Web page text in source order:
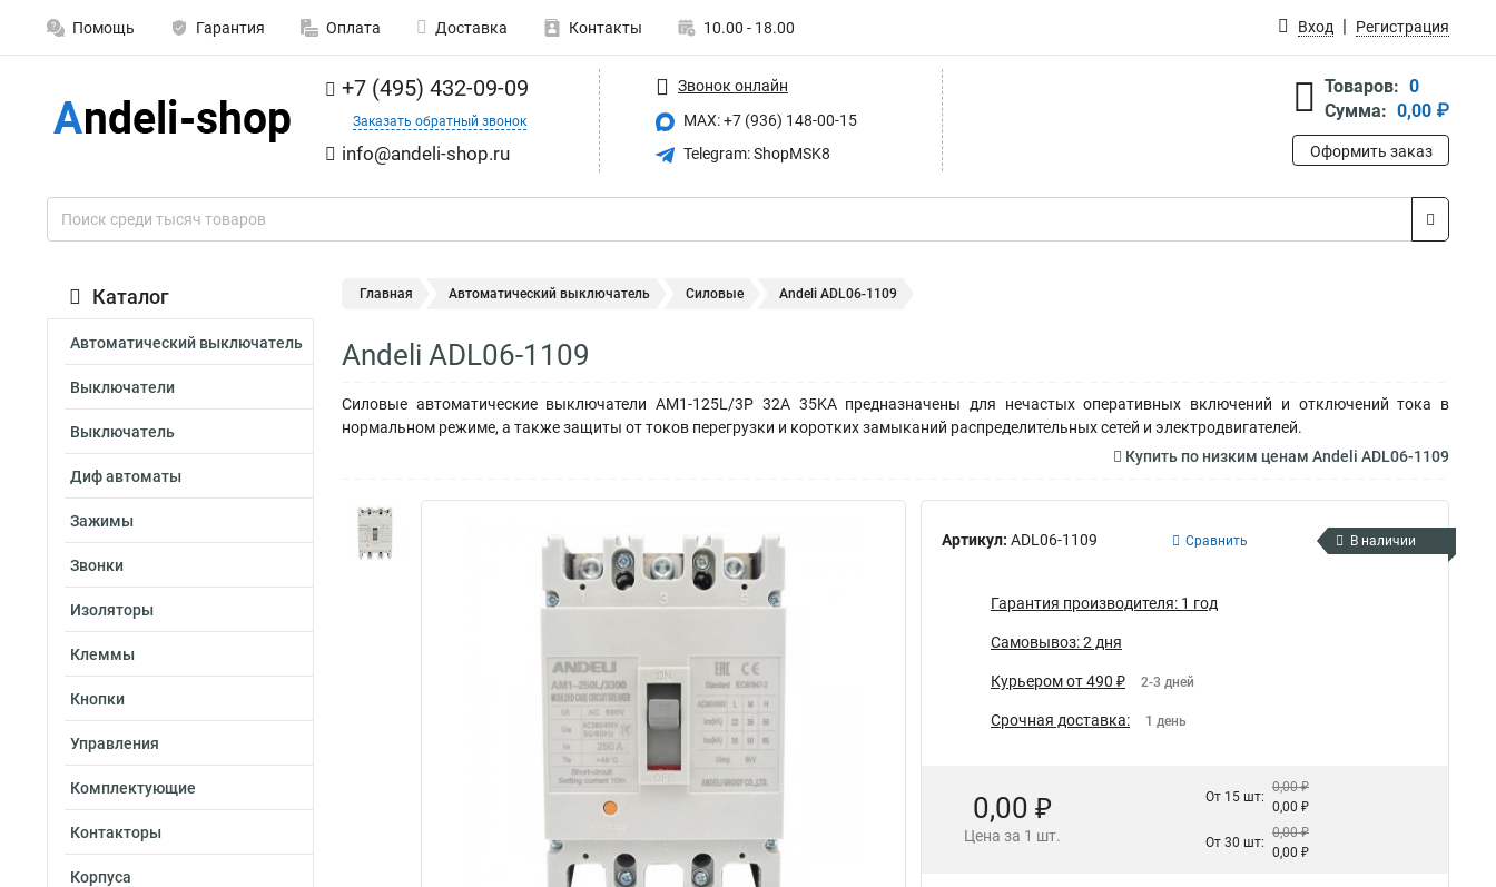
Помощь Гарантия Оплата Доставка Контакты 10.00 - 18.00 Вход Регистрация
+7 (495) 432-09-09
Заказать обратный звонок
info@andeli-shop.ru
Звонок онлайн
MAX: +7 (936) 148-00-15
Telegram: ShopMSK8
Товаров: 0
Сумма: 0,00 ₽
Оформить заказ
Каталог
Автоматический выключатель
Выключатели
Выключатель
Диф автоматы
Зажимы
Звонки
Изоляторы
Клеммы
Кнопки
Управления
Комплектующие
Контакторы
Корпуса
Главная Автоматический выключатель Силовые Andeli ADL06-1109
Andeli ADL06-1109
Силовые автоматические выключатели AM1-125L/3P 32A 35KA предназначены для нечастых оперативных включений и отключений тока в
нормальном режиме, а также защиты от токов перегрузки и коротких замыканий распределительных сетей и электродвигателей.
Купить по низким ценам Andeli ADL06-1109
Артикул: ADL06-1109 Сравнить В наличии
Гарантия производителя: 1 год
Самовывоз: 2 дня
Курьером от 490 ₽ 2-3 дней
Срочная доставка: 1 день
0,00 ₽
Цена за 1 шт.
От 15 шт:
0,00 ₽
0,00 ₽
От 30 шт:
0,00 ₽
0,00 ₽